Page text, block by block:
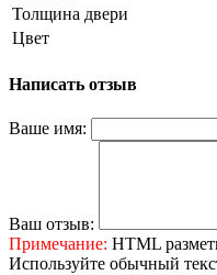
Толщина двери
Цвет
Написать отзыв
Ваше имя:
Ваш отзыв:
Примечание: HTML
Используйте обычный